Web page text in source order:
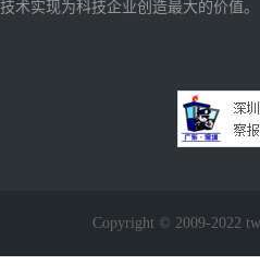
技术实现为科技企业创造最大的价值。
Copyright © 2009-2022